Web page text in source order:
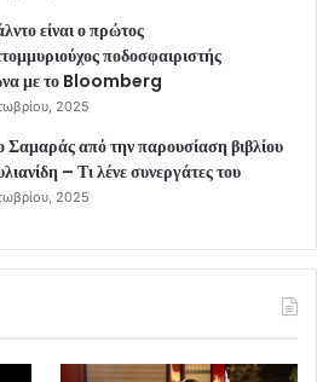
είναι ο πρώτος
ποδοσφαιριστής
με το Bloomberg
2025
από την παρουσίαση βιβλίου
– Τι λένε συνεργάτες του
2025